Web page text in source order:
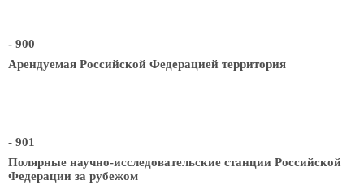
- 900
Арендуемая Российской Федерацией территория
- 901
Полярные научно-исследовательские станции Российской
Федерации за рубежом